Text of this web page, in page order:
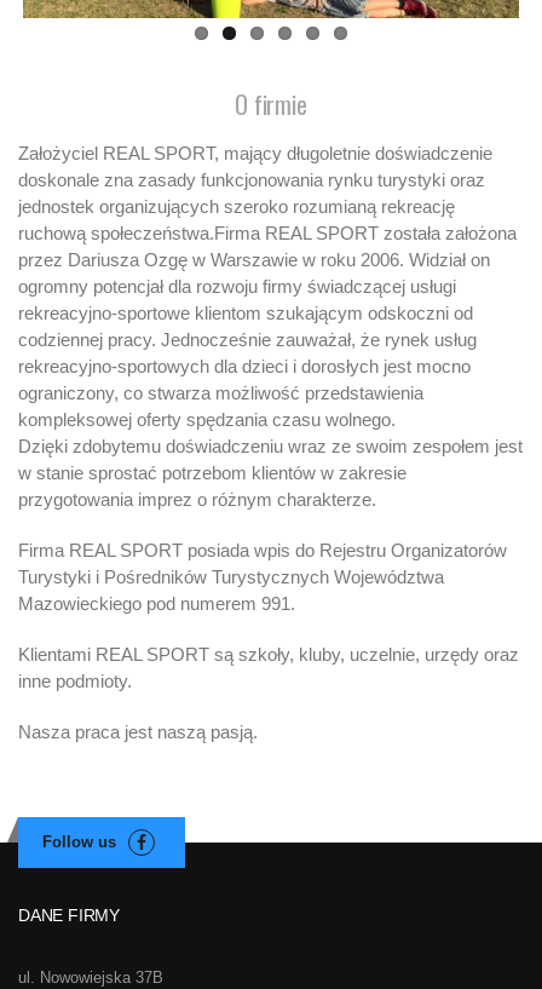
O firmie
Założyciel REAL SPORT, mający długoletnie doświadczenie
doskonale zna zasady funkcjonowania rynku turystyki oraz
jednostek organizujących szeroko rozumianą rekreację
ruchową społeczeństwa.Firma REAL SPORT została założona
przez Dariusza Ozgę w Warszawie w roku 2006. Widział on
ogromny potencjał dla rozwoju firmy świadczącej usługi
rekreacyjno-sportowe klientom szukającym odskoczni od
codziennej pracy. Jednocześnie zauważał, że rynek usług
rekreacyjno-sportowych dla dzieci i dorosłych jest mocno
ograniczony, co stwarza możliwość przedstawienia
kompleksowej oferty spędzania czasu wolnego.
Dzięki zdobytemu doświadczeniu wraz ze swoim zespołem jest
w stanie sprostać potrzebom klientów w zakresie
przygotowania imprez o różnym charakterze.
Firma REAL SPORT posiada wpis do Rejestru Organizatorów
Turystyki i Pośredników Turystycznych Województwa
Mazowieckiego pod numerem 991.
Klientami REAL SPORT są szkoły, kluby, uczelnie, urzędy oraz
inne podmioty.
Nasza praca jest naszą pasją.
DANE FIRMY
ul. Nowowiejska 37B